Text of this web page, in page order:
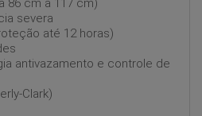
86 cm a 117 cm)
severa
até 12 horas)
antivazamento e controle de
Clark)